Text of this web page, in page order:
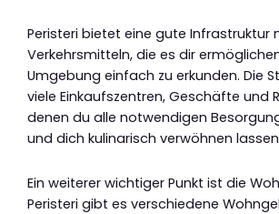
Peristeri bietet eine gute Infrastruktur
Verkehrsmitteln, die es dir
Umgebung einfach zu erkunden. Die
viele Einkaufszentren, Geschäfte und
denen du alle notwendigen
und dich kulinarisch verwöhnen
Ein weiterer wichtiger Punkt ist die
Peristeri gibt es verschiedene